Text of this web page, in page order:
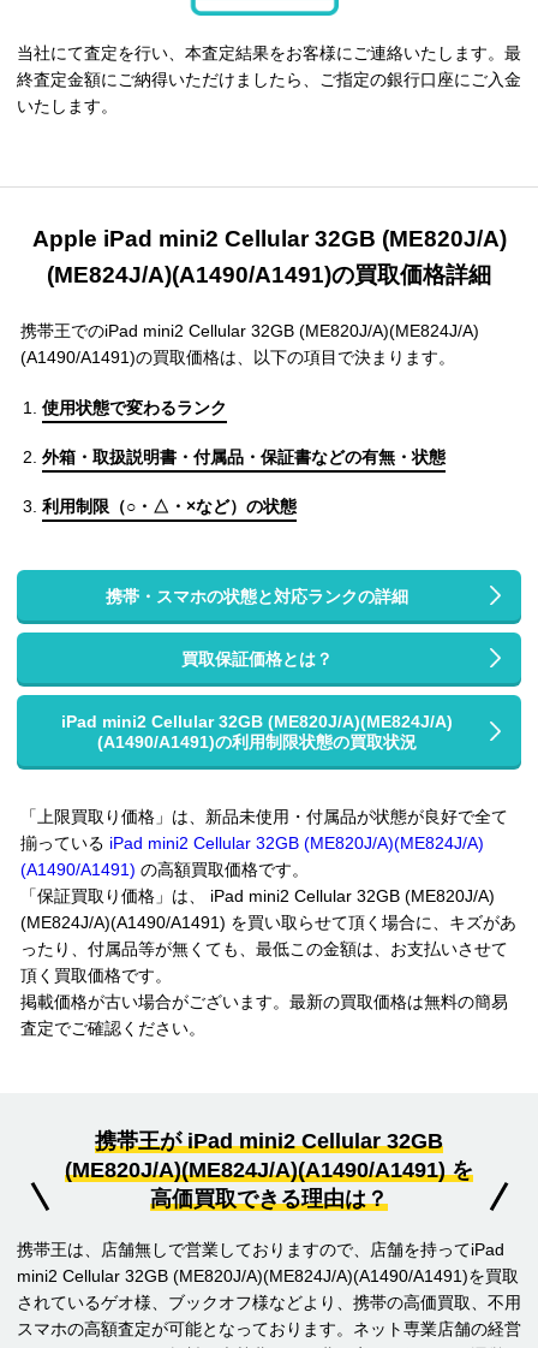
当社にて査定を行い、本査定結果をお客様にご連絡いたします。最
終査定金額にご納得いただけましたら、ご指定の銀行口座にご入金
いたします。
Apple iPad mini2 Cellular 32GB (ME820J/A)
(ME824J/A)(A1490/A1491)の買取価格詳細
携帯王でのiPad mini2 Cellular 32GB (ME820J/A)(ME824J/A)
(A1490/A1491)の買取価格は、以下の項目で決まります。
使用状態で変わるランク
外箱・取扱説明書・付属品・保証書などの有無・状態
利用制限（○・△・×など）の状態
携帯・スマホの状態と対応ランクの詳細
買取保証価格とは？
iPad mini2 Cellular 32GB (ME820J/A)(ME824J/A)
(A1490/A1491)の利用制限状態の買取状況
「上限買取り価格」は、新品未使用・付属品が状態が良好で全て
揃っている iPad mini2 Cellular 32GB (ME820J/A)(ME824J/A)
(A1490/A1491) の高額買取価格です。
「保証買取り価格」は、 iPad mini2 Cellular 32GB (ME820J/A)
(ME824J/A)(A1490/A1491) を買い取らせて頂く場合に、キズがあ
ったり、付属品等が無くても、最低この金額は、お支払いさせて
頂く買取価格です。
掲載価格が古い場合がございます。最新の買取価格は無料の簡易
査定でご確認ください。
携帯王が iPad mini2 Cellular 32GB
(ME820J/A)(ME824J/A)(A1490/A1491) を
高価買取できる理由は？
携帯王は、店舗無しで営業しておりますので、店舗を持ってiPad
mini2 Cellular 32GB (ME820J/A)(ME824J/A)(A1490/A1491)を買取
されているゲオ様、ブックオフ様などより、携帯の高価買取、不用
スマホの高額査定が可能となっております。ネット専業店舗の経営